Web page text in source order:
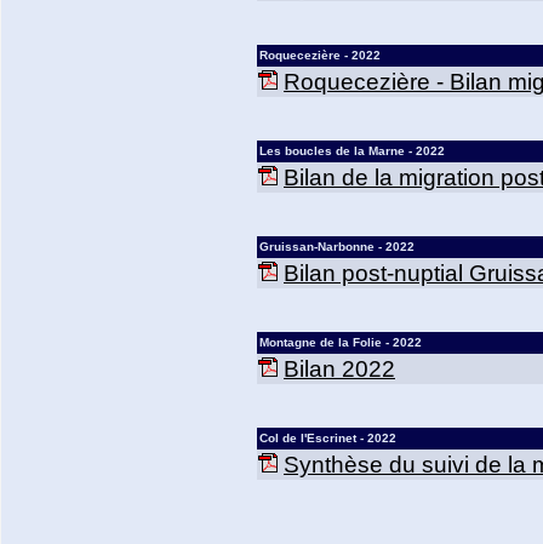
Roquecezière - 2022
Roquecezière - Bilan
Les boucles de la Marne - 2022
Bilan de la migration
Gruissan-Narbonne - 2022
Bilan post-nuptial
Montagne de la Folie - 2022
Bilan 2022
Col de l'Escrinet - 2022
Synthèse du suivi de la